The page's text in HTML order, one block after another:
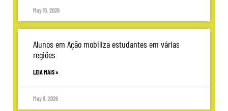
May 19, 2026
Alunos em Ação mobiliza estudantes em várias
regiões
LEIA MAIS »
May 8, 2026